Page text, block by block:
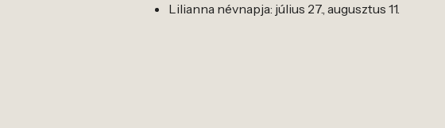
Lilianna névnapja: július 27., augusztus 11.